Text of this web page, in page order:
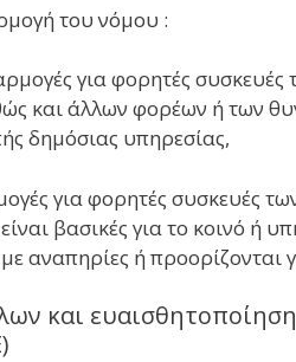
του νόμου :
για φορητές
και άλλων φορέων ή των
δημόσιας υπηρεσίας,
για φορητές
βασικές για το κοινό ή
αναπηρίες ή προορίζονται
και